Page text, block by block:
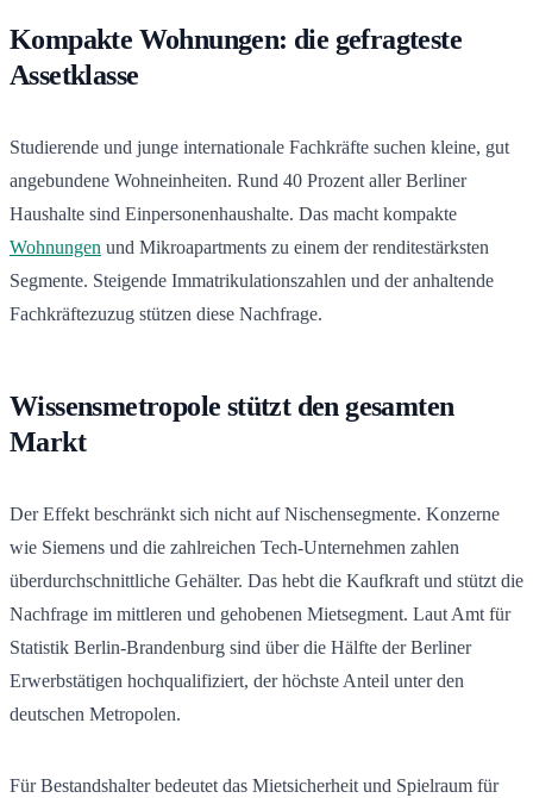
Kompakte Wohnungen: die gefragteste
Assetklasse
Studierende und junge internationale Fachkräfte suchen kleine, gut
angebundene Wohneinheiten. Rund 40 Prozent aller Berliner
Haushalte sind Einpersonenhaushalte. Das macht kompakte
Wohnungen und Mikroapartments zu einem der renditestärksten
Segmente. Steigende Immatrikulationszahlen und der anhaltende
Fachkräftezuzug stützen diese Nachfrage.
Wissensmetropole stützt den gesamten
Markt
Der Effekt beschränkt sich nicht auf Nischensegmente. Konzerne
wie Siemens und die zahlreichen Tech-Unternehmen zahlen
überdurchschnittliche Gehälter. Das hebt die Kaufkraft und stützt die
Nachfrage im mittleren und gehobenen Mietsegment. Laut Amt für
Statistik Berlin-Brandenburg sind über die Hälfte der Berliner
Erwerbstätigen hochqualifiziert, der höchste Anteil unter den
deutschen Metropolen.
Für Bestandshalter bedeutet das Mietsicherheit und Spielraum für